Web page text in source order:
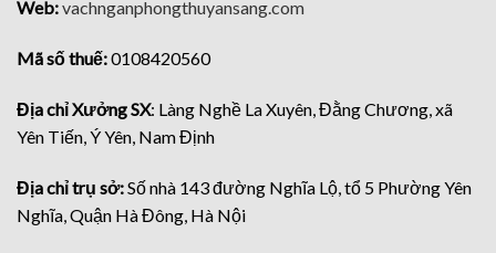
Web:vachnganphongthuyansang.com
Mã số thuế:0108420560
Địa chỉ Xưởng SX: Làng Nghề La Xuyên, Đằng Chương, xã
Yên Tiến, Ý Yên, Nam Định
Địa chỉ trụ sở:Số nhà 143 đường Nghĩa Lộ, tổ 5 Phường Yên
Nghĩa, Quận Hà Đông, Hà Nội